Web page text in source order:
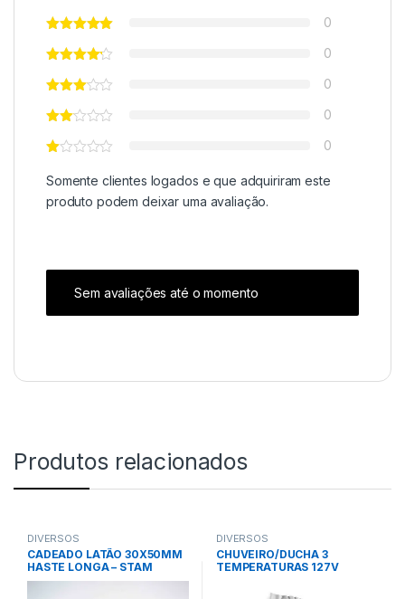
0
0
0
0
0
Somente clientes logados e que adquiriram este
produto podem deixar uma avaliação.
Sem avaliações até o momento
Produtos relacionados
DIVERSOS
CADEADO LATÃO 30X50MM
HASTE LONGA – STAM
DIVERSOS
CHUVEIRO/DUCHA 3
TEMPERATURAS 127V